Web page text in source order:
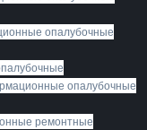
опалубочные
опалубочные
ремонтные